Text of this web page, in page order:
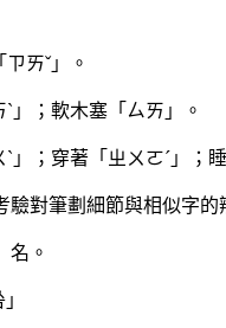
ㄞˇ」。
」；軟木塞「ㄙㄞ」。
」；穿著「ㄓㄨㄛˊ」；
驗對筆劃細節與相似字的
名。